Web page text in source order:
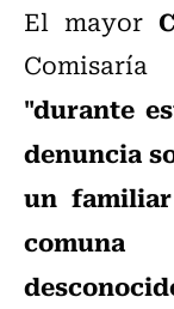
El mayor
"durante
denuncia
un